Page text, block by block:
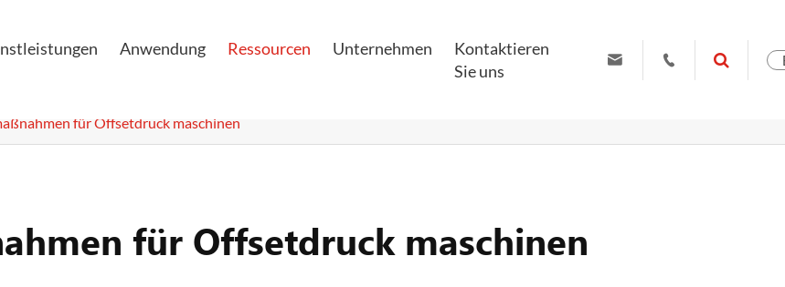
Anwendung Ressourcen Unternehmen
Kontaktieren
Sie uns
 
für Offsetdruck maschinen
für Offsetdruck maschinen